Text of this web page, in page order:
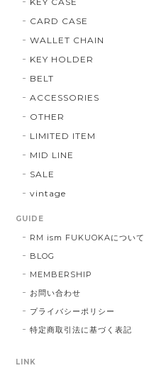
CARD CASE
WALLET CHAIN
KEY HOLDER
BELT
ACCESSORIES
OTHER
LIMITED ITEM
MID LINE
SALE
vintage
GUIDE
RM ism FUKUOKAについて
BLOG
MEMBERSHIP
お問い合わせ
プライバシーポリシー
特定商取引法に基づく表記
LINK